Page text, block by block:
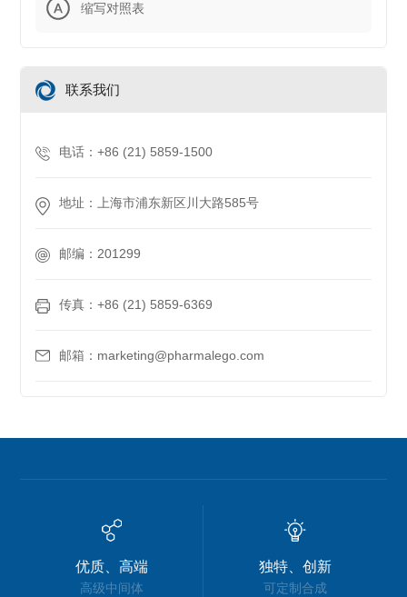
缩写对照表
联系我们
电话：+86 (21) 5859-1500
地址：上海市浦东新区川大路585号
邮编：201299
传真：+86 (21) 5859-6369
邮箱：marketing@pharmalego.com
优质、高端
高级中间体
独特、创新
可定制合成